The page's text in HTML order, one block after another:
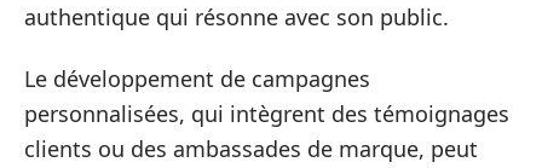
authentique qui résonne avec son public.
Le développement de campagnes
personnalisées, qui intègrent des témoignages
clients ou des ambassades de marque, peut